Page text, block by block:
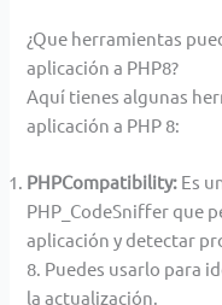
¿Que herramientas
aplicación a PHP8?
Aquí tienes algunas
aplicación a PHP 8:
PHPCompatibility: Es
PHP_CodeSniffer que
aplicación y detectar
8. Puedes usarlo para
la actualización.